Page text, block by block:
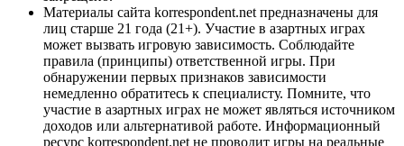
Материалы сайта korrespondent.net предназначены для
лиц старше 21 года (21+). Участие в азартных играх
может вызвать игровую зависимость. Соблюдайте
правила (принципы) ответственной игры. При
обнаружении первых признаков зависимости
немедленно обратитесь к специалисту. Помните, что
участие в азартных играх не может являться источником
доходов или альтернативой работе. Информационный
ресурс korrespondent.net не проводит игры на реальные